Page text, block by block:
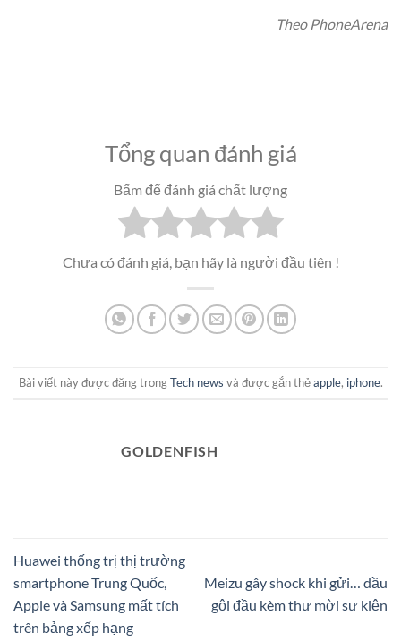
Theo PhoneArena
Tổng quan đánh giá
Bấm để đánh giá chất lượng
Chưa có đánh giá, bạn hãy là người đầu tiên !
Bài viết này được đăng trongTech news và được gắn thẻapple, iphone.
GOLDENFISH
Huawei thống trị thị trường
smartphone Trung Quốc,
Apple và Samsung mất tích
trên bảng xếp hạng
Meizu gây shock khi gửi… dầu
gội đầu kèm thư mời sự kiện